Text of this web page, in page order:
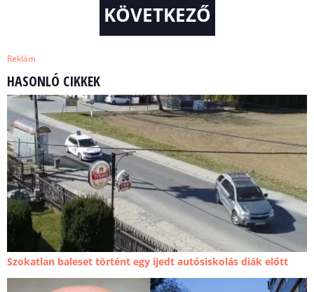
KÖVETKEZŐ
Reklám
HASONLÓ CIKKEK
Szokatlan baleset történt egy ijedt autósiskolás diák előtt